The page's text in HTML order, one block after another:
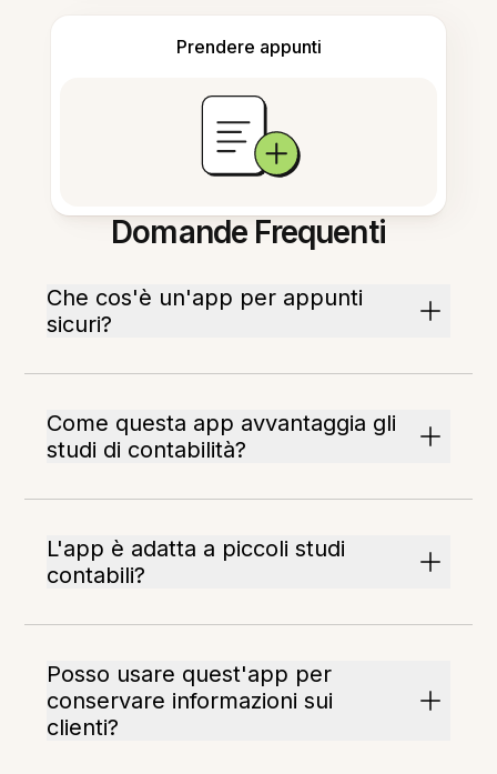
Prendere appunti
Domande Frequenti
Che cos'è un'app per appunti
sicuri?
Come questa app avvantaggia gli
studi di contabilità?
L'app è adatta a piccoli studi
contabili?
Posso usare quest'app per
conservare informazioni sui
clienti?